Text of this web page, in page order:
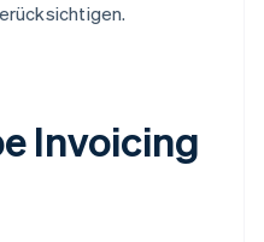
Invoicing